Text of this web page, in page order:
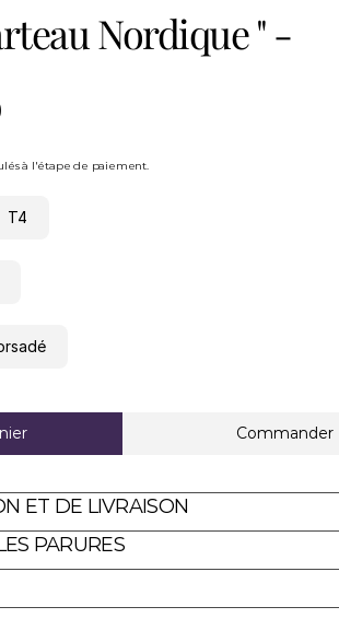
Nordique " -
à l'étape de paiement.
T4
Commander
ET DE LIVRAISON
PARURES